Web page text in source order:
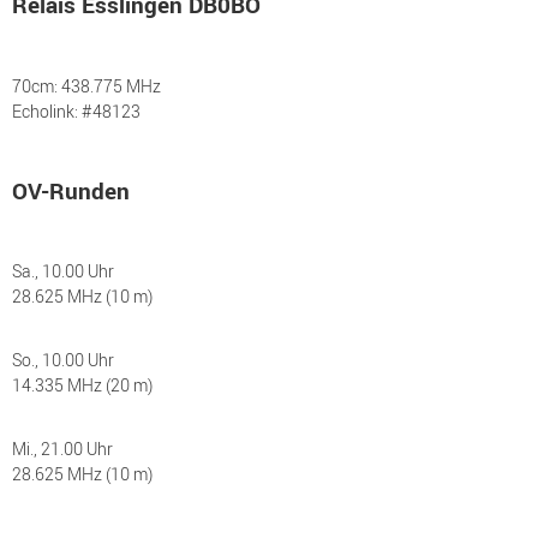
70cm: 438.775 MHz
Echolink: #48123
OV-Runden
Sa., 10.00 Uhr
28.625 MHz (10 m)
So., 10.00 Uhr
14.335 MHz (20 m)
Mi., 21.00 Uhr
28.625 MHz (10 m)